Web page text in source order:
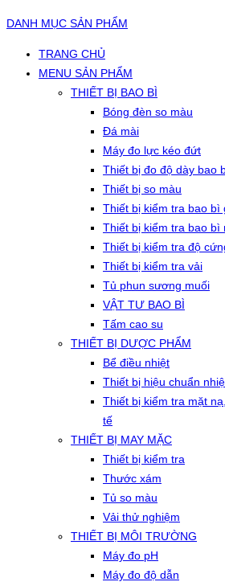
DANH MỤC SẢN PHẨM
TRANG CHỦ
MENU SẢN PHẨM
THIẾT BỊ BAO BÌ
Bóng đèn so màu
Đá mài
Máy đo lực kéo đứt
Thiết bị đo độ dày bao
Thiết bị so màu
Thiết bị kiểm tra bao bì
Thiết bị kiểm tra bao bì
Thiết bị kiểm tra độ
Thiết bị kiểm tra vải
Tủ phun sương muối
VẬT TƯ BAO BÌ
Tấm cao su
THIẾT BỊ DƯỢC PHẨM
Bể điều nhiệt
Thiết bị hiệu chuẩn
Thiết bị kiểm tra mặt
tế
THIẾT BỊ MAY MẶC
Thiết bị kiểm tra
Thước xám
Tủ so màu
Vải thử nghiệm
THIẾT BỊ MÔI TRƯỜNG
Máy đo pH
Máy đo độ dẫn